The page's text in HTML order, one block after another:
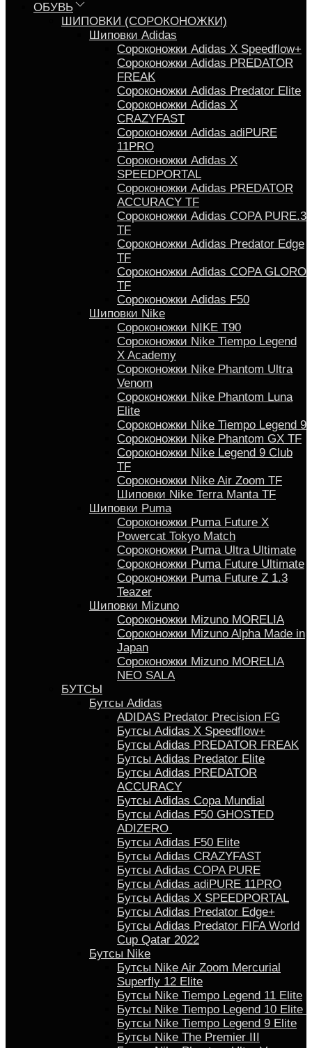
ОБУВЬ
ШИПОВКИ (СОРОКОНОЖКИ)
Шиповки Adidas
Сороконожки Аdidas X Speedflow+
Сороконожки Adidas PREDATOR
FREAK
Сороконожки Adidas Predator Elite
Сороконожки Adidas X
CRAZYFAST
Сороконожки Adidas adiPURE
11PRO
Сороконожки Аdidas X
SPEEDPORTAL
Сороконожки Adidas PREDATOR
ACCURACY TF
Сороконожки Adidas COPA PURE.3
TF
Сороконожки Аdidas Predator Edge
TF
Сороконожки Adidas COPA GLORO
TF
Сороконожки Adidas F50
Шиповки Nike
Сороконожки NIKE T90
Сороконожки Nike Tiempo Legend
X Academy
Сороконожки Nike Phantom Ultra
Venom
Сороконожки Nike Phantom Luna
Elite
Сороконожки Nike Tiempo Legend 9
Сороконожки Nike Phantom GX TF
Сороконожки Nike Legend 9 Club
TF
Сороконожки Nike Air Zoom TF
Шиповки Nike Terra Manta TF
Шиповки Puma
Сороконожки Puma Future X
Powercat Tokyo Match
Сороконожки Puma Ultra Ultimate
Сороконожки Puma Future Ultimate
Сороконожки Puma Future Z 1.3
Teazer
Шиповки Mizuno
Сороконожки Mizuno MORELIA
Сороконожки Mizuno Alpha Made in
Japan
Сороконожки Mizuno MORELIA
NEO SALA
БУТСЫ
Бутсы Adidas
ADIDAS Predator Precision FG
Бутсы Аdidas X Speedflow+
Бутсы Adidas PREDATOR FREAK
Бутсы Adidas Predator Elite
Бутсы Adidas PREDATOR
ACCURACY
Бутсы Adidas Copa Mundial
Бутсы Аdidas F50 GHOSTED
ADIZERO
Бутсы Adidas F50 Elite
Бутсы Adidas CRAZYFAST
Бутсы Adidas COPA PURE
Бутсы Adidas adiPURE 11PRO
Бутсы Аdidas X SPEEDPORTAL
Бутсы Аdidas Predator Edge+
Бутсы Аdidas Predator FIFA World
Cup Qatar 2022
Бутсы Nike
Бутсы Nike Air Zoom Mercurial
Superfly 12 Elite
Бутсы Nike Tiempo Legend 11 Elite
Бутсы Nike Tiempo Legend 10 Elite
Бутсы Nike Tiempo Legend 9 Elite
Бутсы Nike The Premier III